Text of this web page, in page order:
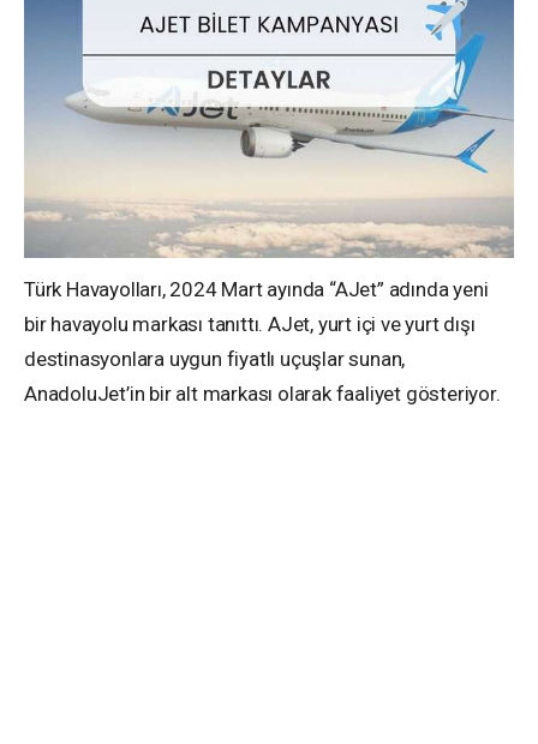
Türk Havayolları, 2024 Mart ayında “AJet” adında yeni
bir havayolu markası tanıttı. AJet, yurt içi ve yurt dışı
destinasyonlara uygun fiyatlı uçuşlar sunan,
AnadoluJet’in bir alt markası olarak faaliyet gösteriyor.